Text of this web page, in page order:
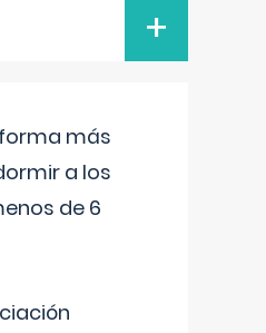
+
más
a los
de 6